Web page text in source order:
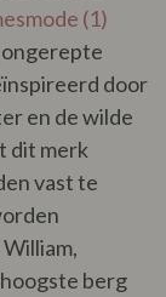
ongerepte
door
en de wilde
dit merk
vast te
berg